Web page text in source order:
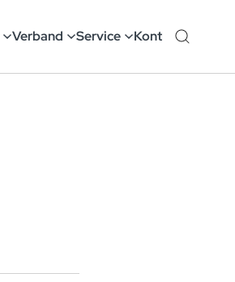
Verband Service Kontakt